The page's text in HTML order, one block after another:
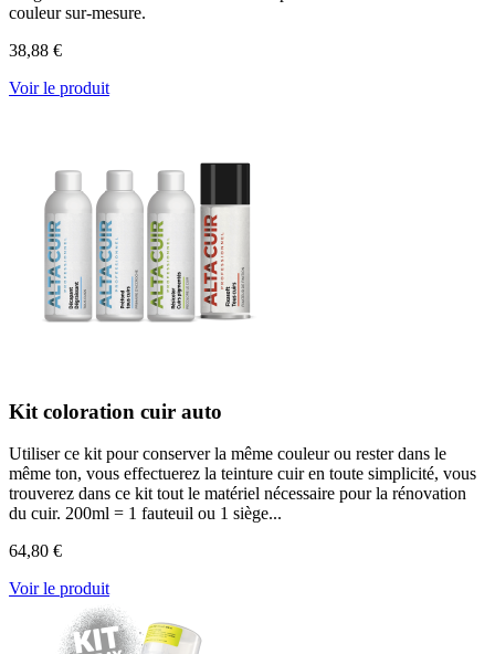
couleur sur-mesure.
38,88 €
Voir le produit
Kit coloration cuir auto
Utiliser ce kit pour conserver la même couleur ou rester dans le
même ton, vous effectuerez la teinture cuir en toute simplicité, vous
trouverez dans ce kit tout le matériel nécessaire pour la rénovation
du cuir. 200ml = 1 fauteuil ou 1 siège...
64,80 €
Voir le produit